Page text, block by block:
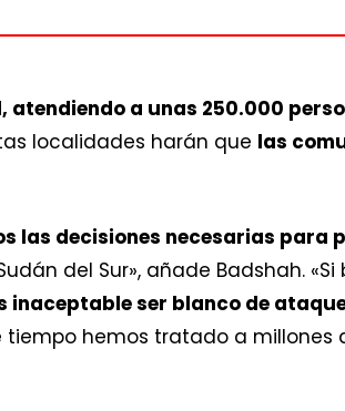
a unas 250.000
localidades harán que las
las decisiones necesarias para
del Sur», añade Badshah.
inaceptable ser blanco de
tiempo hemos tratado a